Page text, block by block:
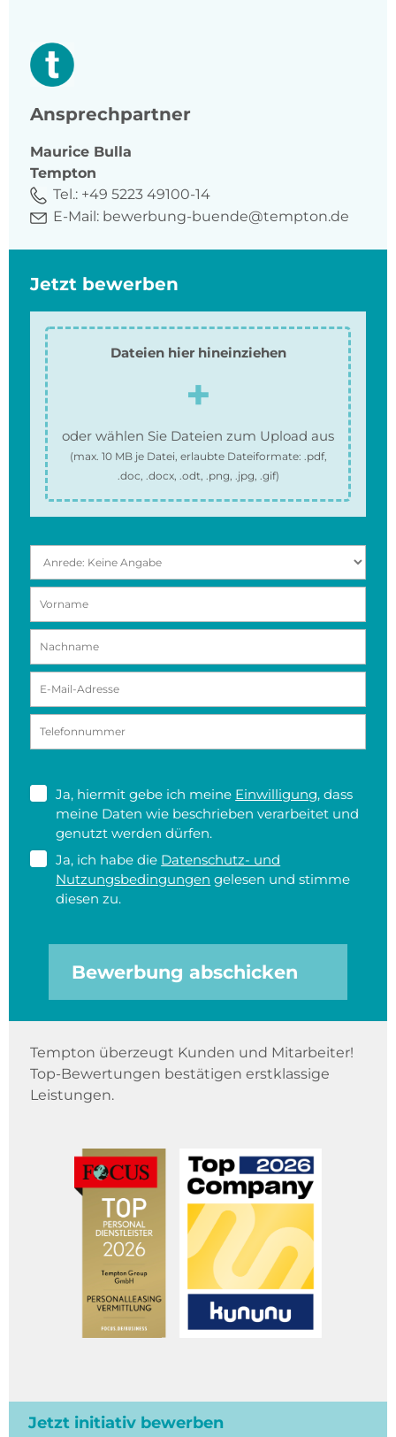
Ansprechpartner
Maurice Bulla
Tempton
Tel.: +49 5223 49100-14
E-Mail: bewerbung-buende@tempton.de
Jetzt bewerben
Dateien hier hineinziehen
oder wählen Sie Dateien zum Upload aus
(max. 10 MBje Datei, erlaubte Dateiformate: .pdf,
.doc, .docx, .odt, .png, .jpg, .gif)
Ja, hiermit gebe ich meine Einwilligung, dass
meine Daten wie beschrieben verarbeitet und
genutzt werden dürfen.
Ja, ich habe die Datenschutz- und
Nutzungsbedingungen gelesen und stimme
diesen zu.
Bewerbung abschicken
Tempton überzeugt Kunden und Mitarbeiter!
Top-Bewertungen bestätigen erstklassige
Leistungen.
Jetzt initiativ bewerben